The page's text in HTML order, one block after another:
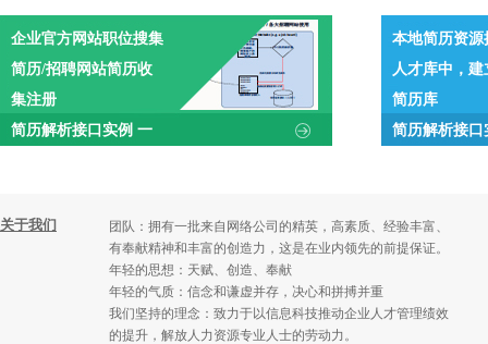
企业官方网站职位搜集
简历/招聘网站简历收
集注册
简历解析接口实例 一
本地简历资
人才库中，
简历库
简历解析接口
关于我们
团队：拥有一批来自网络公司的精英，高素质、经验丰富、
有奉献精神和丰富的创造力，这是在业内领先的前提保证。
年轻的思想：天赋、创造、奉献
年轻的气质：信念和谦虚并存，决心和拼搏并重
我们坚持的理念：致力于以信息科技推动企业人才管理绩效
的提升，解放人力资源专业人士的劳动力。